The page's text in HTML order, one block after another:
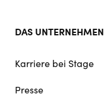
DAS UNTERNEHMEN
Karriere bei Stage
Presse